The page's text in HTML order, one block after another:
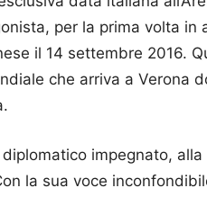
per la prima volta in
il 14 settembre 2016.
che arriva a Verona
impegnato,
la sua voce